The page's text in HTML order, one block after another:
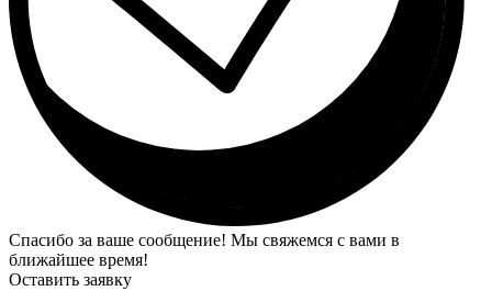
Спасибо за ваше сообщение! Мы свяжемся с вами в
ближайшее время!
Оставить заявку